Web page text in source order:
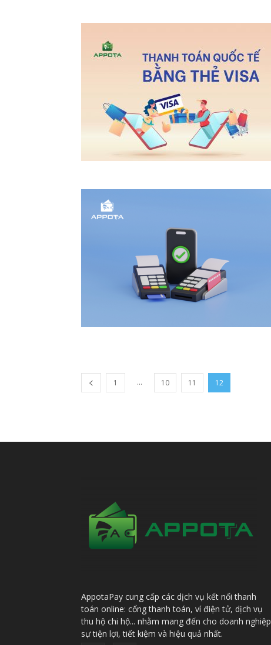
1 ... 10 11 12
AppotaPay cung cấp các dịch vụ kết nối thanh
toán online: cổng thanh toán, ví điện tử, dịch vụ
thu hộ chi hộ... nhằm mang đến cho doanh nghiệp
sự tiện lợi, tiết kiệm và hiệu quả nhất.